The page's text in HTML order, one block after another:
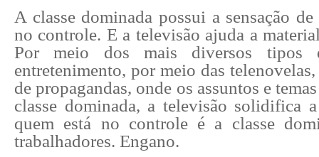
A classe dominada possui a sensação
no controle. E a televisão ajuda a
Por meio dos mais diversos tipos
entretenimento, por meio das
de propagandas, onde os assuntos e
classe dominada, a televisão solidifica
quem está no controle é a classe
trabalhadores. Engano.